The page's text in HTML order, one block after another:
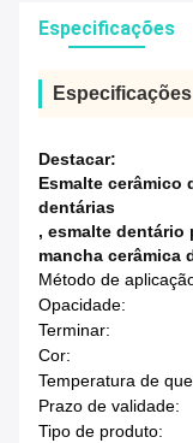
Especificações
Especificações
Destacar:
Esmalte cerâmico
dentárias
, esmalte dentário
mancha cerâmica
Método de
Opacidade:
Terminar:
Cor:
Temperatura de
Prazo de validade:
Tipo de produto: